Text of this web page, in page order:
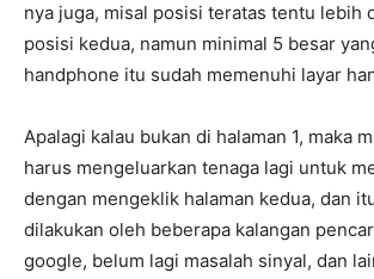
nya juga, misal posisi teratas tentu lebih
posisi kedua, namun minimal 5 besar
handphone itu sudah memenuhi layar
Apalagi kalau bukan di halaman 1, maka
harus mengeluarkan tenaga lagi untuk
dengan mengeklik halaman kedua, dan
dilakukan oleh beberapa kalangan
google, belum lagi masalah sinyal, dan